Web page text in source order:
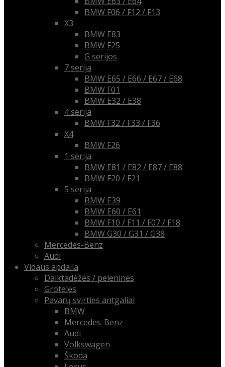
BMW F06 / F12 / F13
X3
BMW E83
BMW F25
G serijos
7 serija
BMW E65 / E66 / E67 / E68
BMW F01
BMW E32 / E38
4 serija
BMW F32 / F33 / F36
X4
BMW F26
1 serija
BMW E81 / E82 / E87 / E88
BMW F20 / F21
5 serija
BMW E39
BMW E60 / E61
BMW F10 / F11 / F07 / F18
BMW G30 / G31 / G38
Mercedes-Benz
Audi
Vidaus apdaila
Daiktadėžės / peleninės
Grotelės
Pavarų svirties antgaliai
BMW
Mercedes-Benz
Audi
Volkswagen
Škoda